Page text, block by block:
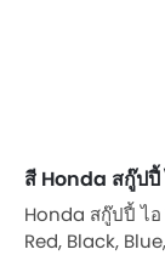
สี Honda สกู๊ปปี้
Honda สกู๊ปปี้ ไ
Red, Black,